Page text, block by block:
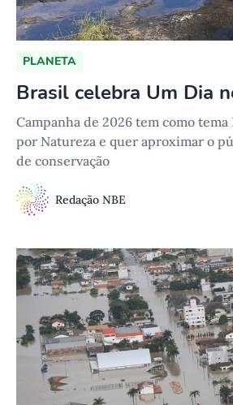
PLANETA
Brasil celebra Um Dia
Campanha de 2026 tem como tema
por Natureza e quer aproximar o
de conservação
Redação NBE